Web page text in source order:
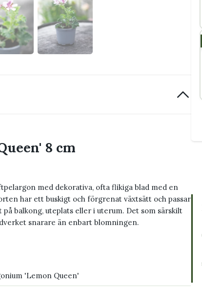
8 cm
med dekorativa, ofta flikiga blad med en
har ett buskigt och förgrenat växtsätt och passar
på balkong, uteplats eller i uterum. Det som särskilt
snarare än enbart blomningen.
'Lemon Queen'